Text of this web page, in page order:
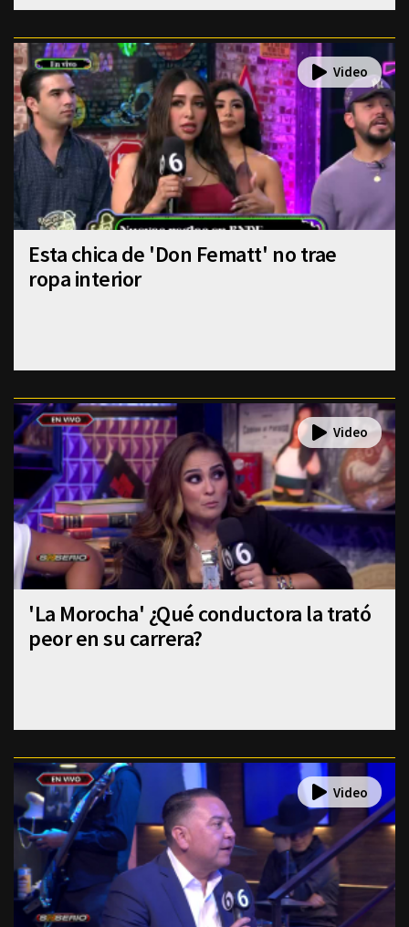
Esta chica de 'Don Fematt' no trae
ropa interior
'La Morocha' ¿Qué conductora la trató
peor en su carrera?